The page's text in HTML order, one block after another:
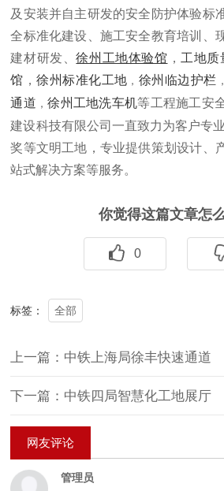
及安装并自主研发的安全防护体验标
全标准化建设、施工安全教育培训、
建材研发、徐州工地体验馆 ， 工地质
馆 ，徐州标准化工地 ， 徐州临边护栏
通道 ，徐州工地洗车机等工程施工安
建设科技有限公司一直致力为客户专
奖等文明工地，专业提供策划设计、
站式解决方案等服务。
你觉得这篇文章怎
0
标签： 全部
上一篇：中铁上海局徐丰快速通道
下一篇：中铁四局智慧化工地展厅
网友评论
管理员